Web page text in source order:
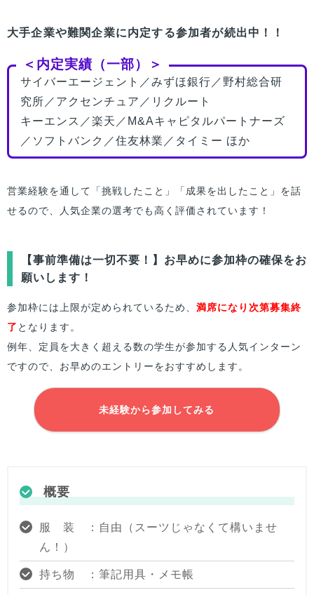
大手企業や難関企業に内定する参加者が続出中！！
＜内定実績（一部）＞
サイバーエージェント／みずほ銀行／野村総合研
究所／アクセンチュア／リクルート
キーエンス／楽天／M&Aキャピタルパートナーズ
／ソフトバンク／住友林業／タイミー ほか
営業経験を通して「挑戦したこと」「成果を出したこと」を話
せるので、人気企業の選考でも高く評価されています！
【事前準備は一切不要！】お早めに参加枠の確保をお
願いします！
参加枠には上限が定められているため、 満席になり次第募集終
了 となります。
例年、定員を大きく超える数の学生が参加する人気インターン
ですので、お早めのエントリーをおすすめします。
未経験から参加してみる
概要
服 装 ：自由（スーツじゃなくて構いませ
ん！）
持ち物 ：筆記用具・メモ帳